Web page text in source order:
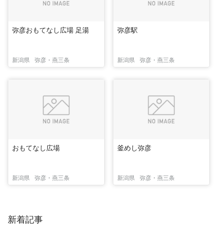
弥彦おもてなし広場 足湯
新潟県 弥彦・燕三条
弥彦駅
新潟県 弥彦・燕三条
おもてなし広場
新潟県 弥彦・燕三条
釜めし弥彦
新潟県 弥彦・燕三条
新着記事